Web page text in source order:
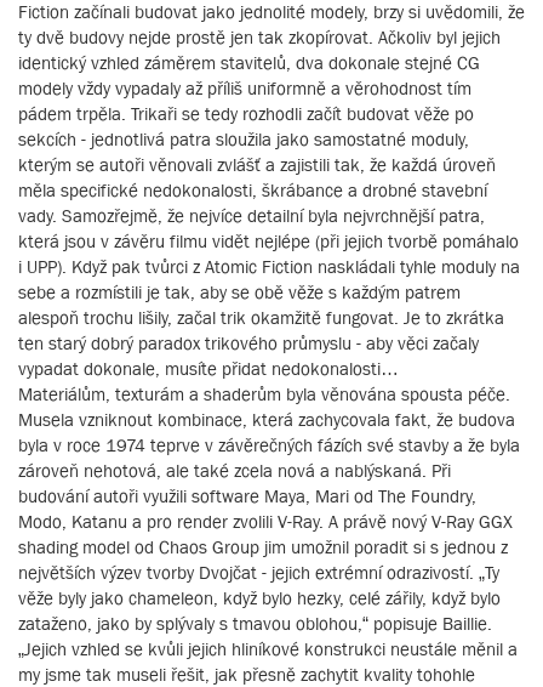
Fiction začínali budovat jako jednolité modely, brzy si uvědomili, že
ty dvě budovy nejde prostě jen tak zkopírovat. Ačkoliv byl jejich
identický vzhled záměrem stavitelů, dva dokonale stejné CG
modely vždy vypadaly až příliš uniformně a věrohodnost tím
pádem trpěla. Trikaři se tedy rozhodli začít budovat věže po
sekcích - jednotlivá patra sloužila jako samostatné moduly,
kterým se autoři věnovali zvlášť a zajistili tak, že každá úroveň
měla specifické nedokonalosti, škrábance a drobné stavební
vady. Samozřejmě, že nejvíce detailní byla nejvrchnější patra,
která jsou v závěru filmu vidět nejlépe (při jejich tvorbě pomáhalo
i UPP). Když pak tvůrci z Atomic Fiction naskládali tyhle moduly na
sebe a rozmístili je tak, aby se obě věže s každým patrem
alespoň trochu lišily, začal trik okamžitě fungovat. Je to zkrátka
ten starý dobrý paradox trikového průmyslu - aby věci začaly
vypadat dokonale, musíte přidat nedokonalosti…
Materiálům, texturám a shaderům byla věnována spousta péče.
Musela vzniknout kombinace, která zachycovala fakt, že budova
byla v roce 1974 teprve v závěrečných fázích své stavby a že byla
zároveň nehotová, ale také zcela nová a nablýskaná. Při
budování autoři využili software Maya, Mari od The Foundry,
Modo, Katanu a pro render zvolili V-Ray. A právě nový V-Ray GGX
shading model od Chaos Group jim umožnil poradit si s jednou z
největších výzev tvorby Dvojčat - jejich extrémní odrazivostí. „Ty
věže byly jako chameleon, když bylo hezky, celé zářily, když bylo
zataženo, jako by splývaly s tmavou oblohou,“ popisuje Baillie.
„Jejich vzhled se kvůli jejich hliníkové konstrukci neustále měnil a
my jsme tak museli řešit, jak přesně zachytit kvality tohohle